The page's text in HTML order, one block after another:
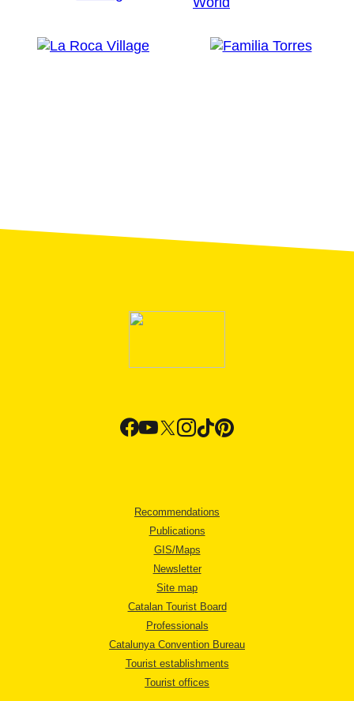
Recommendations
Publications
GIS/Maps
Newsletter
Site map
Catalan Tourist Board
Professionals
Catalunya Convention Bureau
Tourist establishments
Tourist offices